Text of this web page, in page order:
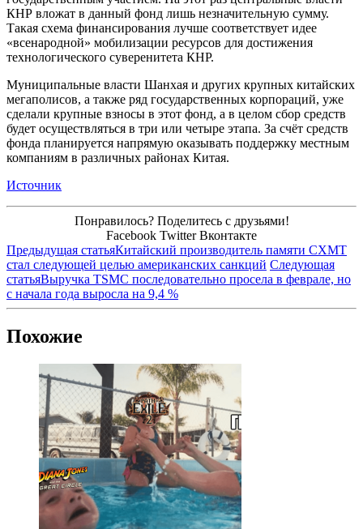
КНР вложат в данный фонд лишь незначительную сумму.
Такая схема финансирования лучше соответствует идее
«всенародной» мобилизации ресурсов для достижения
технологического суверенитета КНР.
Муниципальные власти Шанхая и других крупных китайских
мегаполисов, а также ряд государственных корпораций, уже
сделали крупные взносы в этот фонд, а в целом сбор средств
будет осуществляться в три или четыре этапа. За счёт средств
фонда планируется напрямую оказывать поддержку местным
компаниям в различных районах Китая.
Источник
Понравилось? Поделитесь с друзьями!
Facebook Twitter Вконтакте
Предыдущая статьяКитайский производитель памяти CXMT
стал следующей целью американских санкций Следующая
статьяВыручка TSMC последовательно просела в феврале, но
с начала года выросла на 9,4 %
Похожие